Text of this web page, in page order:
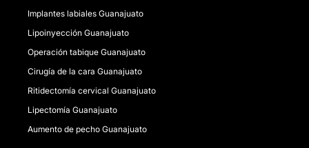
Implantes labiales Guanajuato
Lipoinyección Guanajuato
Operación tabique Guanajuato
Cirugía de la cara Guanajuato
Ritidectomía cervical Guanajuato
Lipectomía Guanajuato
Aumento de pecho Guanajuato